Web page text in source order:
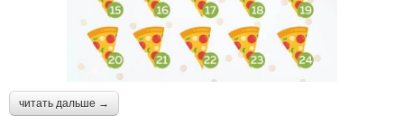
читать дальше →